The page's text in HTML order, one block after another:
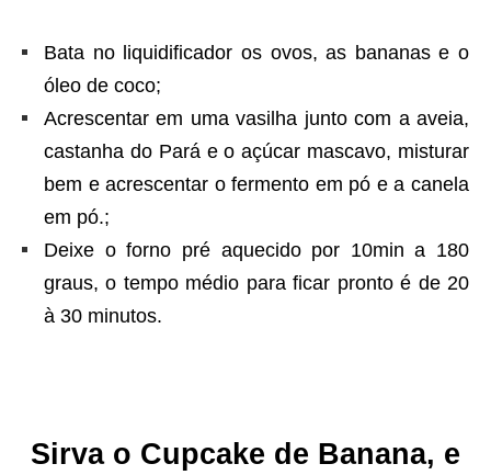
Bata no liquidificador os ovos, as bananas e o
óleo de coco;
Acrescentar em uma vasilha junto com a aveia,
castanha do Pará e o açúcar mascavo, misturar
bem e acrescentar o fermento em pó e a canela
em pó.;
Deixe o forno pré aquecido por 10min a 180
graus, o tempo médio para ficar pronto é de 20
à 30 minutos.
Sirva o Cupcake de Banana, e